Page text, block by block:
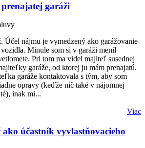
garáži
Účel nájmu je vymedzený ako garážovanie
Minule som si v garáži menil
Pri tom ma videl majiteľ susednej
garáže, od ktorej ju mám prenajatú.
garáže kontaktovala s tým, aby som
opravy (keďže nič také v nájomnej
inak mi...
Viac
ako účastník vyvlastňovacieho